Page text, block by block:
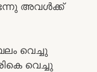
അവൾക്ക്
വെച്ചു
വെച്ചു